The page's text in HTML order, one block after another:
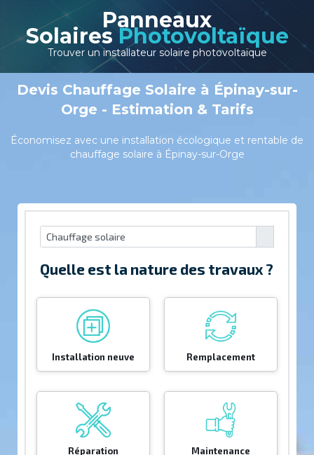
Panneaux
Solaires Photovoltaïque
Trouver un installateur solaire photovoltaïque
Devis Chauffage Solaire à Épinay-sur-
Orge - Estimation & Tarifs
Économisez avec une installation écologique et rentable de
chauffage solaire à Épinay-sur-Orge